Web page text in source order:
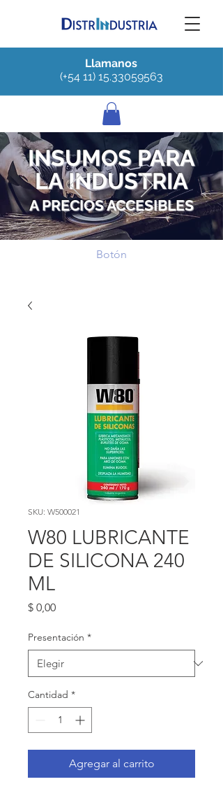
Llamanos
(+54 11) 15.33059563
INSUMOS PARA
LA INDUSTRIA
A PRECIOS ACCESIBLES
Botón
SKU: W500021
W80 LUBRICANTE
DE SILICONA 240
ML
$ 0,00Precio
Presentación *
Cantidad *
Agregar al carrito